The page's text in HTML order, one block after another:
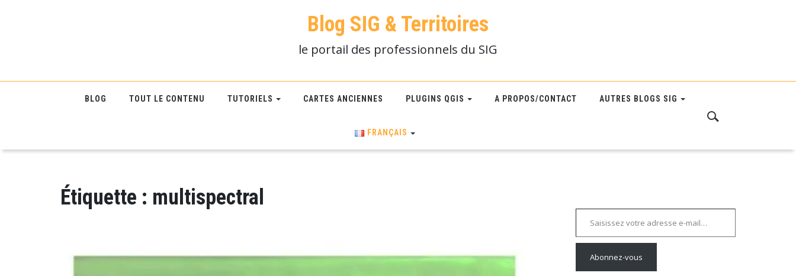
Blog SIG & Territoires
le portail des professionnels du SIG
BLOG TOUT LE CONTENU TUTORIELS CARTES ANCIENNES PLUGINS QGIS A PROPOS/CONTACT AUTRES BLOGS SIG
FRANÇAIS
Étiquette : multispectral Saisissez votre adresse e-mail…
Abonnez-vous